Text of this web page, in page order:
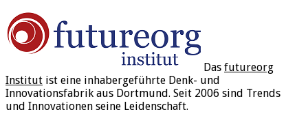
Das futureorg
Institut ist eine inhabergeführte Denk- und
Innovationsfabrik aus Dortmund. Seit 2006 sind Trends
und Innovationen seine Leidenschaft.